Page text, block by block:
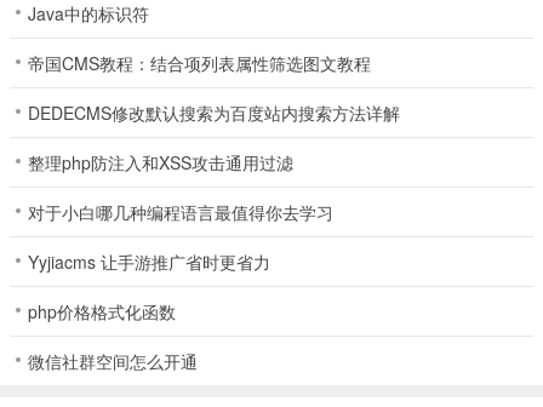
令人屏息的3对3战斗，骑士团团战开战！与骑士团团员们并肩作战，
竞逐最强骑士团的荣耀吧！
竞技场吧！
第七史诗手游新手攻略
一、初始应该刷什么四星五星好？
Java中的标识符
帝国CMS教程：结合项列表属性筛选图文教程
DEDECMS修改默认搜索为百度站内搜索方法详解
整理php防注入和XSS攻击通用过滤
对于小白哪几种编程语言最值得你去学习
Yyjiacms 让手游推广省时更省力
php价格格式化函数
微信社群空间怎么开通